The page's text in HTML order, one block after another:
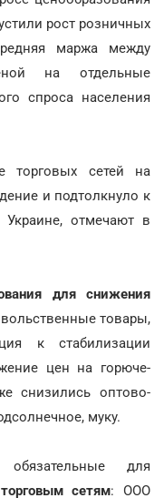
рост розничных
маржа между
на отдельные
спроса населения
торговых сетей на
и подтолкнуло к
отмечают в
для снижения
товары,
к стабилизации
цен на горюче-
снизились оптово-
муку.
для
сетям: ООО